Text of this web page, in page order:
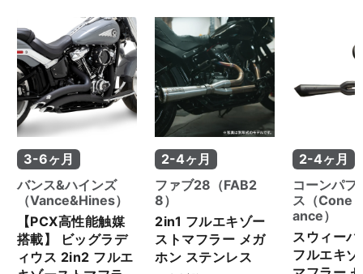
チューニングを実施し、扱いや
すさと鼓動感を両立。 さらに、
フロント・リアともにバトルク
ルーズH50へタイヤを交換し、
チューブ・リムバンドもすべて
新品に。ブレーキパッドの交換
や、フルPAOオイル＋フィルタ
ー交換など、車検にあわせてし
っかりと整備を行いました。 カ
スタム済みのフォーティーエイ
トの車検は、ぜひパインバレー
にお任せください。 No.131781
3-6ヶ月
バンス&ハインズ
（Vance&Hines）
【PCX高性能触媒
搭載】 ビッグラデ
ィウス 2in2 フルエ
2-4ヶ月
ファブ28（FAB2
8）
2in1 フルエキゾー
ストマフラー メガ
ホン ステンレス
2-4ヶ月
コーンパフ
ス（Cone
ance）
スウィー
フルエキ